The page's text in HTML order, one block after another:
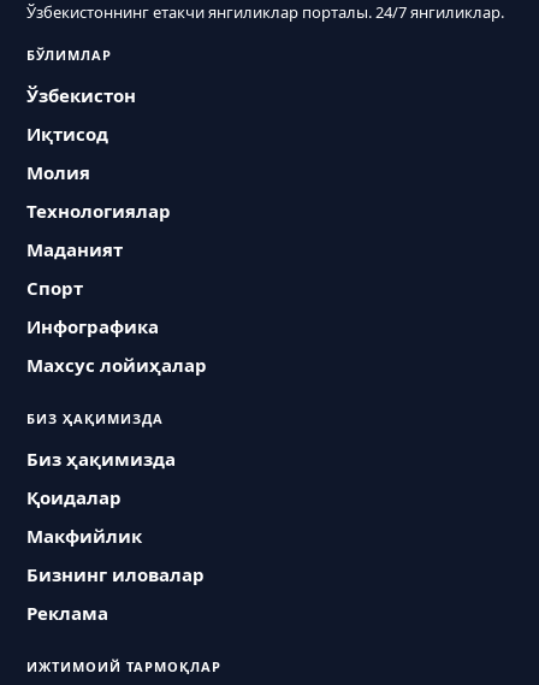
Ўзбекистоннинг етакчи янгиликлар порталы. 24/7 янгиликлар.
БЎЛИМЛАР
Ўзбекистон
Иқтисод
Молия
Технологиялар
Маданият
Спорт
Инфографика
Махсус лойиҳалар
БИЗ ҲАҚИМИЗДА
Биз ҳақимизда
Қоидалар
Макфийлик
Бизнинг иловалар
Реклама
ИЖТИМОИЙ ТАРМОҚЛАР